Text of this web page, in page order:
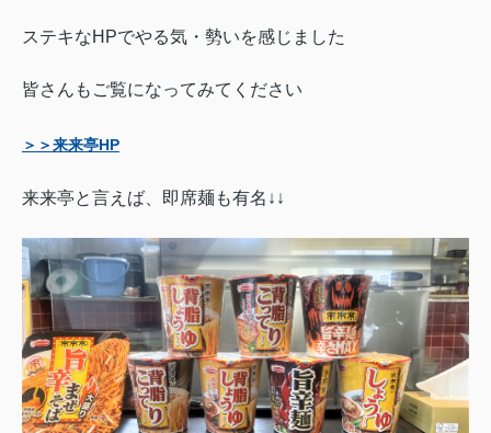
ステキなHPでやる気・勢いを感じました
皆さんもご覧になってみてください
＞＞来来亭HP
来来亭と言えば、即席麺も有名 ↓↓